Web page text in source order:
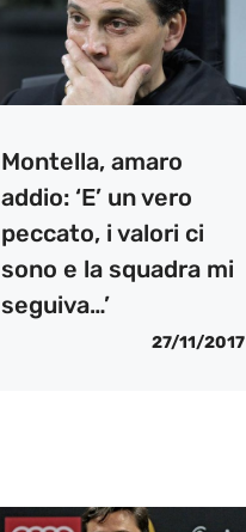
Montella, amaro
addio: ‘E’ un vero
peccato, i valori ci
sono e la squadra mi
seguiva…’
27/11/2017